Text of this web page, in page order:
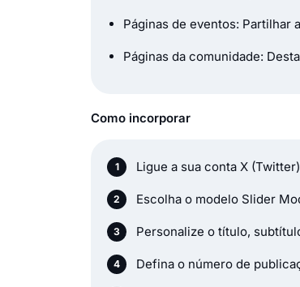
Páginas de eventos: Partilhar
Páginas da comunidade:
Como incorporar
Ligue a sua conta X
Escolha o modelo Slider
Personalize o título,
Defina o número de